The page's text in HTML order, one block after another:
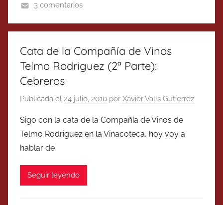
3 comentarios
Cata de la Compañía de Vinos
Telmo Rodriguez (2ª Parte):
Cebreros
Publicada el 24 julio, 2010 por Xavier Valls Gutierrez
Sigo con la cata de la Compañía de Vinos de
Telmo Rodriguez en la Vinacoteca, hoy voy a
hablar de
Seguir leyendo